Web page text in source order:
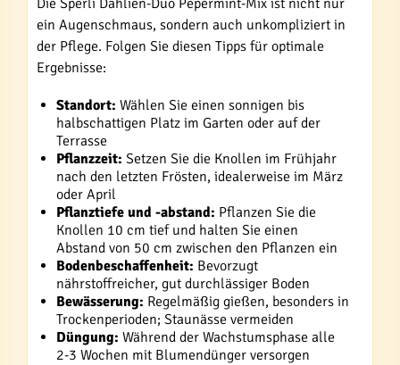
Die Sperli Dahlien-Duo Pepermint-Mix ist nicht nur
ein Augenschmaus, sondern auch unkompliziert in
der Pflege. Folgen Sie diesen Tipps für optimale
Ergebnisse:
Standort: Wählen Sie einen sonnigen bis
halbschattigen Platz im Garten oder auf der
Terrasse
Pflanzzeit: Setzen Sie die Knollen im Frühjahr
nach den letzten Frösten, idealerweise im März
oder April
Pflanztiefe und -abstand: Pflanzen Sie die
Knollen 10 cm tief und halten Sie einen
Abstand von 50 cm zwischen den Pflanzen ein
Bodenbeschaffenheit: Bevorzugt
nährstoffreicher, gut durchlässiger Boden
Bewässerung: Regelmäßig gießen, besonders in
Trockenperioden; Staunässe vermeiden
Düngung: Während der Wachstumsphase alle
2-3 Wochen mit Blumendünger versorgen